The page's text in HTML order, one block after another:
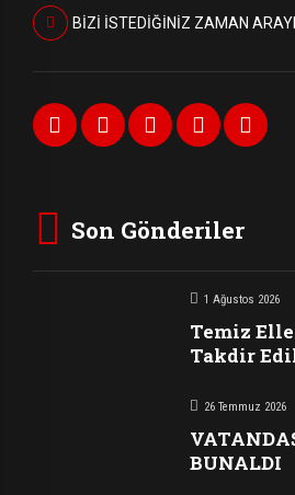
BİZİ İSTEDİĞİNİZ ZAMAN
Son Gönderiler
1 Ağustos 2026
Temiz
Takdir
26 Temmuz 2026
BUNALDI